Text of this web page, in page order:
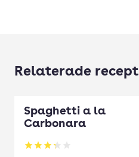
Relaterade recept
Spaghetti a la
Carbonara
Betyg: 3.24 av 5